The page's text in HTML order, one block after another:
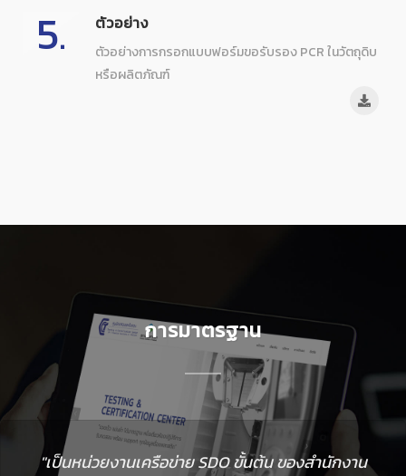
5. ตัวอย่าง
ตัวอย่างการกรอกแบบฟอร์มขอรับรอง PCR ในวัตถุดิบ
หรือผลิตภัณฑ์
การมาตรฐาน
เป็นหน่วยงานเครือข่าย SDO ขั้นต้น ของสำนักงาน